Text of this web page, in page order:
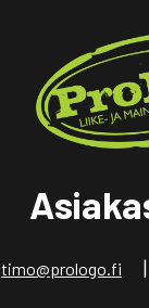
timo@prologo.fi |